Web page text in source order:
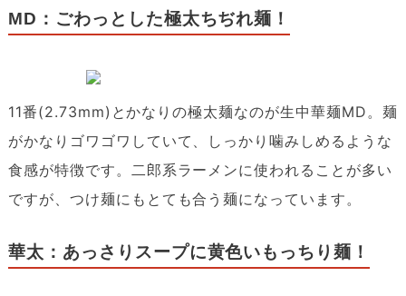
MD：ごわっとした極太ちぢれ麺！
11番(2.73mm)とかなりの極太麺なのが生中華麺MD。麺
がかなりゴワゴワしていて、しっかり噛みしめるような
食感が特徴です。二郎系ラーメンに使われることが多い
ですが、つけ麺にもとても合う麺になっています。
華太：あっさりスープに黄色いもっちり麺！